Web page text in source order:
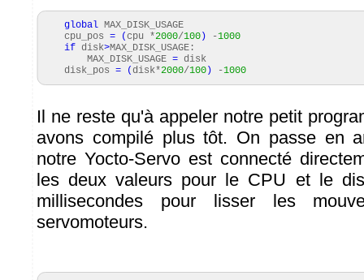
global MAX_DISK_USAGE
cpu_pos = (cpu *2000/100 ) -1000
if disk>MAX_DISK_USAGE:
MAX_DISK_USAGE = disk
disk_pos = (disk*2000/100 ) -1000
Il ne reste qu'à appeler notre petit
avons compilé plus tôt. On passe en
notre Yocto-Servo est connecté
les deux valeurs pour le CPU et le
millisecondes pour lisser les
servomoteurs.